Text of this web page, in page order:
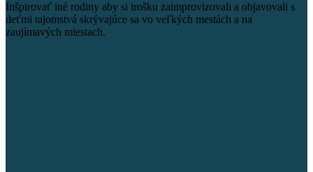
Inšpirovať iné rodiny aby si trošku zaimprovizovali a objavovali s
deťmi tajomstvá skrývajúce sa vo veľkých mestách a na
zaujímavých miestach.